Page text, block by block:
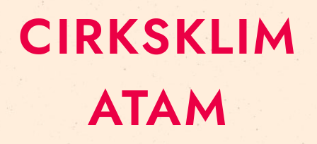
CIRKSKLIM
ATAM